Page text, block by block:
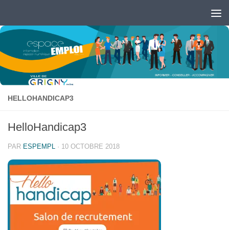
Ouvrir la barre d’outils
HELLOHANDICAP3
HelloHandicap3
PAR ESPEMPL · 10 OCTOBRE 2018